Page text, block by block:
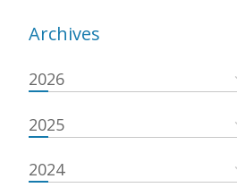
Archives
2026
2025
2024